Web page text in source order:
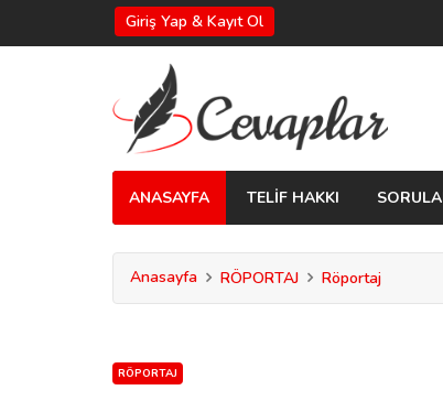
Giriş Yap & Kayıt Ol
ANASAYFA TELİF HAKKI
Anasayfa RÖPORTAJ Röportaj
RÖPORTAJ